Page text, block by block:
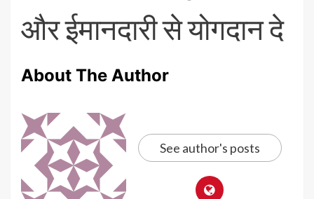
और ईमानदारी से योगदान दे
About The Author
See author's posts